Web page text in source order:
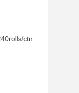
ctn